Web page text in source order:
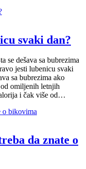
svaki dan?
se dešava sa bubrezima
jesti lubenicu svaki
sa bubrezima ako
omiljenih letnjih
i čak više od…
da znate o